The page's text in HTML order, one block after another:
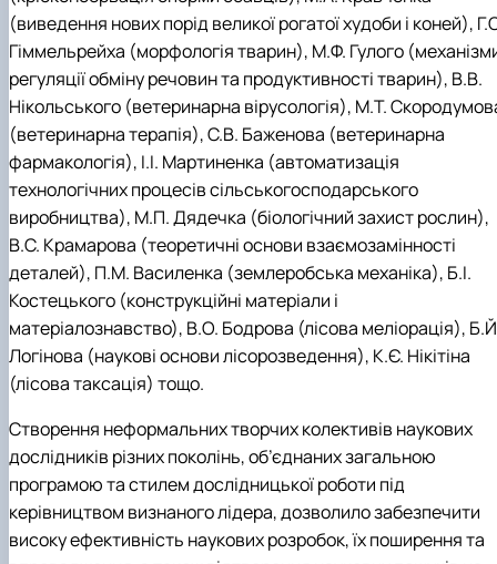
(виведення нових порід великої рогатої худоби і коней),
Гіммельрейха (морфологія тварин), М.Ф. Гулого
регуляції обміну речовин та продуктивності тварин), В.В.
Нікольського (ветеринарна вірусологія), М.Т.
(ветеринарна терапія), С.В. Баженова (ветеринарна
фармакологія), І.І. Мартиненка (автоматизація
технологічних процесів сільськогосподарського
виробництва), М.П. Дядечка (біологічний захист рослин),
В.С. Крамарова (теоретичні основи взаємозамінності
деталей), П.М. Василенка (землеробська механіка), Б.І.
Костецького (конструкційні матеріали і
матеріалознавство), В.О. Бодрова (лісова меліорація),
Логінова (наукові основи лісорозведення), К.Є. Нікітіна
(лісова таксація) тощо.
Створення неформальних творчих колективів наукових
дослідників різних поколінь, об’єднаних загальною
програмою та стилем дослідницької роботи під
керівництвом визнаного лідера, дозволило забезпечити
високу ефективність наукових розробок, їх поширення та